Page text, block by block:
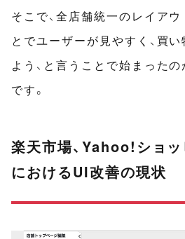
そこで、全店舗統一のレイア
とでユーザーが見やすく、買
よう、と言うことで始まった
です。
楽天市場、Yahoo!ショ
におけるUI改善の現状